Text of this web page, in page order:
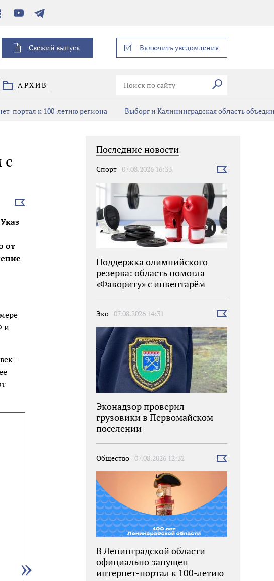
YouTubeТелеграм
Свежий выпуск Включить уведомления
АРХИВ Искать
портал к 100-летию региона Выборг и Калининградская область
Выбрать
от
и
–
Последние новости
Спорт 07.08.2026 16:33
Выбрать
Поддержка олимпийского
резерва: область помогла
«Фавориту» с инвентарём
Эко 07.08.2026 14:31
Выбрать
Эконадзор проверил
грузовики в Первомайском
поселении
Общество 07.08.2026 12:32
Выбрать
В Ленинградской области
официально запущен
интернет-портал к 100-летию